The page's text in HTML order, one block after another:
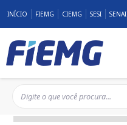
INÍCIO FIEMG CIEMG SESI SENAI